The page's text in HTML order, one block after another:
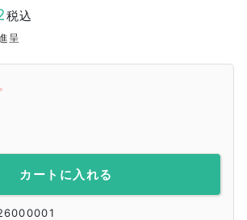
税込
呈
カートに入れる